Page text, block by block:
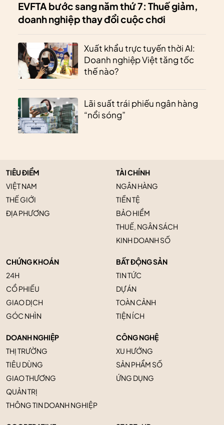
EVFTA bước sang năm thứ 7: Thuế giảm,
doanh nghiệp thay đổi cuộc chơi
Xuất khẩu trực tuyến thời AI:
Doanh nghiệp Việt tăng tốc
thế nào?
Lãi suất trái phiếu ngân hàng
“nổi sóng”
TIÊU ĐIỂM
VIỆT NAM
THẾ GIỚI
ĐỊA PHƯƠNG
TÀI CHÍNH
NGÂN HÀNG
TIỀN TỆ
BẢO HIỂM
THUẾ, NGÂN SÁCH
KINH DOANH SỐ
CHỨNG KHOÁN
24H
CỔ PHIẾU
GIAO DỊCH
GÓC NHÌN
BẤT ĐỘNG SẢN
TIN TỨC
DỰ ÁN
TOÀN CẢNH
TIỆN ÍCH
DOANH NGHIỆP
THỊ TRƯỜNG
TIÊU DÙNG
GIAO THƯƠNG
QUẢN TRỊ
THÔNG TIN DOANH NGHIỆP
CÔNG NGHỆ
XU HƯỚNG
SẢN PHẨM SỐ
ỨNG DỤNG